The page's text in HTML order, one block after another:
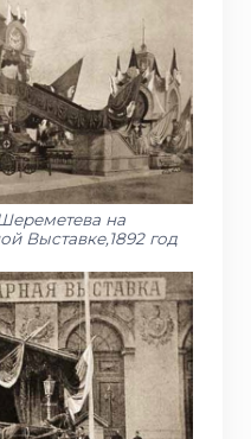
на
Выставке,1892 год